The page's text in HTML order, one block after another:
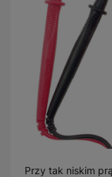
Przy tak niskim